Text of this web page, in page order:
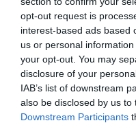
opt-out request is
interest-based ads based
us or personal
your opt-out. You may
disclosure of your
IAB’s list of downstream
also be disclosed by us to
Downstream Participants
This Simple Trick
Your Body!
More
215 90 227